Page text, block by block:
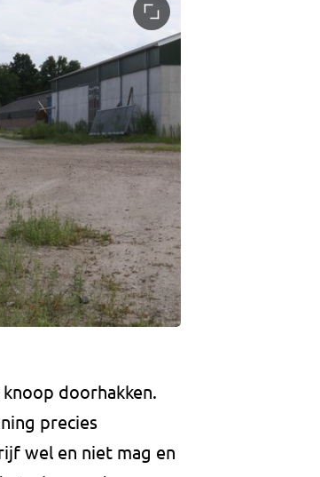
doorhakken.
precies
wel en niet mag en